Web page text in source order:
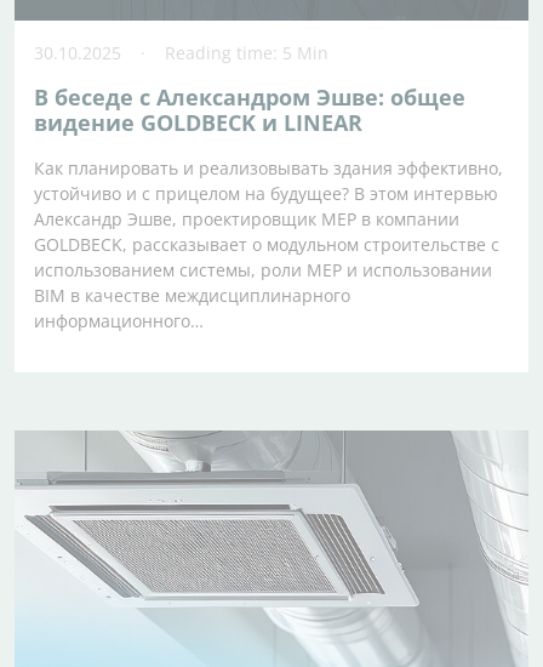
30.10.2025 Reading time: 5 Min
В беседе с Александром Эшве: общее
видение GOLDBECK и LINEAR
Как планировать и реализовывать здания эффективно,
устойчиво и с прицелом на будущее? В этом интервью
Александр Эшве, проектировщик MEP в компании
GOLDBECK, рассказывает о модульном строительстве с
использованием системы, роли MEP и использовании
BIM в качестве междисциплинарного
информационного…